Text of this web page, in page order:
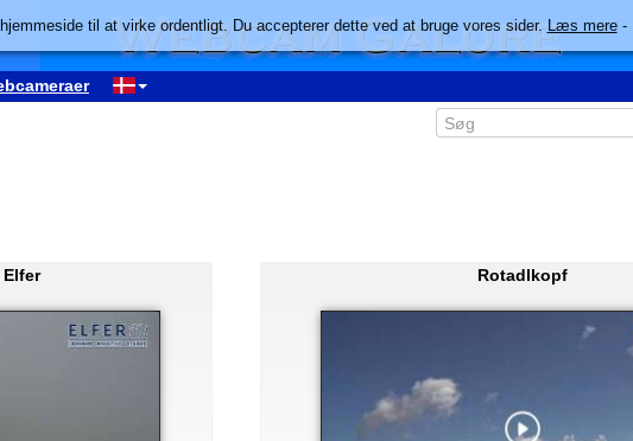
Elfer Rotadlkopf
til at virke ordentligt. Du accepterer dette ved at bruge vores sider.Læs mere-